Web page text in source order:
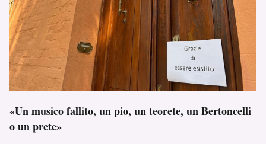
«Un musico fallito, un pio, un teorete, un Bertoncelli
o un prete»